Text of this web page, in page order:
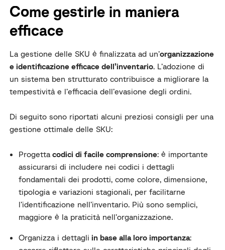
Come gestirle in maniera
efficace
La gestione delle SKU è finalizzata ad un’organizzazione
e identificazione efficace dell’inventario. L’adozione di
un sistema ben strutturato contribuisce a migliorare la
tempestività e l’efficacia dell’evasione degli ordini.
Di seguito sono riportati alcuni preziosi consigli per una
gestione ottimale delle SKU:
Progetta codici di facile comprensione: è importante
assicurarsi di includere nei codici i dettagli
fondamentali dei prodotti, come colore, dimensione,
tipologia e variazioni stagionali, per facilitarne
l’identificazione nell’inventario. Più sono semplici,
maggiore è la praticità nell’organizzazione.
Organizza i dettagli in base alla loro importanza: